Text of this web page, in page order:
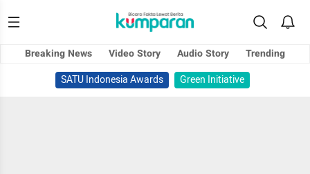
Breaking News Video Story Audio Story
Trending
SATU Indonesia Awards
Green Initiative